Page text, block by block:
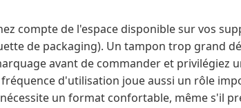
compte de l'espace disponible sur vos
de packaging). Un tampon trop grand
avant de commander et privilégiez
fréquence d'utilisation joue aussi un rôle
un format confortable, même s'il